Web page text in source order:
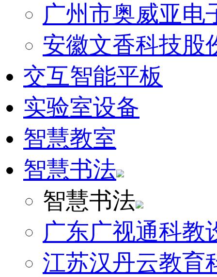
广州市奥威亚电
安徽文香科技股
交互智能平板
实验室设备
智慧教室
智慧书法
智慧书法
广东广视通科教
江苏汉丹云教育